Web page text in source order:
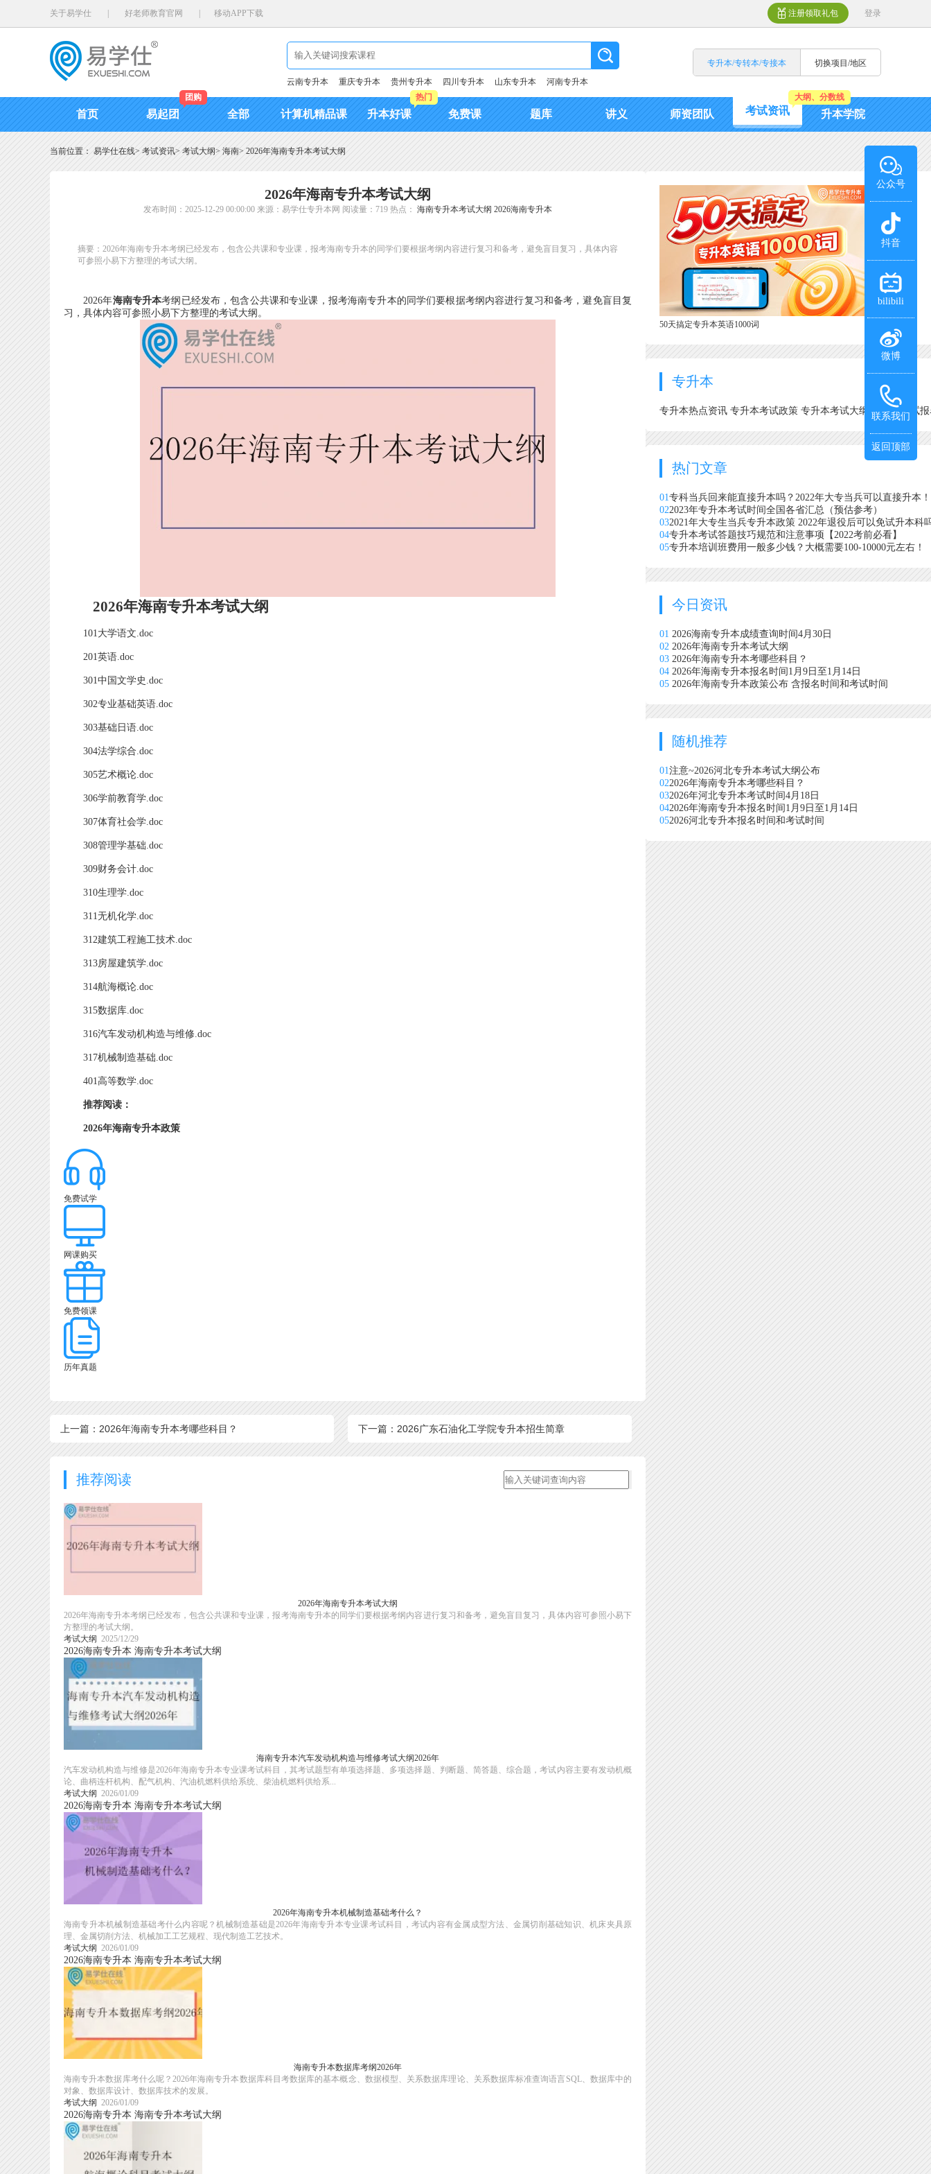
关于易学仕 好老师教育官网 移动APP下载 注册领取礼包 登录
云南专升本 重庆专升本 贵州专升本 四川专升本 山东专升本 河南专升本
专升本/专转本/专接本 切换项目/地区
首页 易起团
团购
全部 计算机精品课 升本好课
热门
免费课 题库 讲义 师资团队 考试资讯
大纲、分数线
升本学院
当前位置： 易学仕在线> 考试资讯> 考试大纲> 海南> 2026年海南专升本考试大纲
2026年海南专升本考试大纲
发布时间：2025-12-29 00:00:00 来源：易学仕专升本网 阅读量：719 热点： 海南专升本考试大纲 2026海南专升本
摘要：2026年海南专升本考纲已经发布，包含公共课和专业课，报考海南专升本的同学们要根据考纲内容进行复习和备考，避免盲目复习，具体内容
可参照小易下方整理的考试大纲。
2026年海南专升本考纲已经发布，包含公共课和专业课，报考海南专升本的同学们要根据考纲内容进行复习和备考，避免盲目复
习，具体内容可参照小易下方整理的考试大纲。
2026年海南专升本考试大纲
101大学语文.doc
201英语.doc
301中国文学史.doc
302专业基础英语.doc
303基础日语.doc
304法学综合.doc
305艺术概论.doc
306学前教育学.doc
307体育社会学.doc
308管理学基础.doc
309财务会计.doc
310生理学.doc
311无机化学.doc
312建筑工程施工技术.doc
313房屋建筑学.doc
314航海概论.doc
315数据库.doc
316汽车发动机构造与维修.doc
317机械制造基础.doc
401高等数学.doc
推荐阅读：
2026年海南专升本政策
免费试学
网课购买
免费领课
历年真题
上一篇：2026年海南专升本考哪些科目？ 下一篇：2026广东石油化工学院专升本招生简章
推荐阅读
2026年海南专升本考试大纲
2026年海南专升本考纲已经发布，包含公共课和专业课，报考海南专升本的同学们要根据考纲内容进行复习和备考，避免盲目复习，具体内容可参照小易下
方整理的考试大纲。
考试大纲 2025/12/29
2026海南专升本 海南专升本考试大纲
海南专升本汽车发动机构造与维修考试大纲2026年
汽车发动机构造与维修是2026年海南专升本专业课考试科目，其考试题型有单项选择题、多项选择题、判断题、简答题、综合题，考试内容主要有发动机概
论、曲柄连杆机构、配气机构、汽油机燃料供给系统、柴油机燃料供给系...
考试大纲 2026/01/09
2026海南专升本 海南专升本考试大纲
2026年海南专升本机械制造基础考什么？
海南专升本机械制造基础考什么内容呢？机械制造基础是2026年海南专升本专业课考试科目，考试内容有金属成型方法、金属切削基础知识、机床夹具原
理、金属切削方法、机械加工工艺规程、现代制造工艺技术。
考试大纲 2026/01/09
2026海南专升本 海南专升本考试大纲
海南专升本数据库考纲2026年
海南专升本数据库考什么呢？2026年海南专升本数据库科目考数据库的基本概念、数据模型、关系数据库理论、关系数据库标准查询语言SQL、数据库中的
对象、数据库设计、数据库技术的发展。
考试大纲 2026/01/09
2026海南专升本 海南专升本考试大纲
50天搞定专升本英语1000词
专升本
专升本热点资讯 专升本考试政策 专升本考试大纲 专升本考试
热门文章
01专科当兵回来能直接升本吗？2022年大专当兵可以直接升本！
022023年专升本考试时间全国各省汇总（预估参考）
032021年大专生当兵专升本政策 2022年退役后可以免试升本科
04专升本考试答题技巧规范和注意事项【2022考前必看】
05专升本培训班费用一般多少钱？大概需要100-10000元左右！
今日资讯
01 2026海南专升本成绩查询时间4月30日
02 2026年海南专升本考试大纲
03 2026年海南专升本考哪些科目？
04 2026年海南专升本报名时间1月9日至1月14日
05 2026年海南专升本政策公布 含报名时间和考试时间
随机推荐
01注意~2026河北专升本考试大纲公布
022026年海南专升本考哪些科目？
032026年河北专升本考试时间4月18日
042026年海南专升本报名时间1月9日至1月14日
052026河北专升本报名时间和考试时间
公众号
抖音
bilibili
微博
联系我们
返回顶部